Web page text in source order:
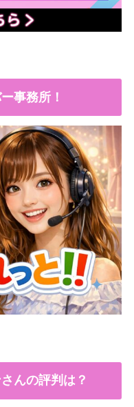
事務所！
んの評判は？